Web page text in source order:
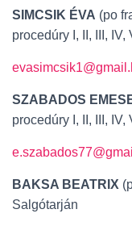
SIMCSIK ÉVA (po
procedúry I, II, III,
SZABADOS
procedúry I, II, III,
BAKSA BEATRIX
Salgótarján